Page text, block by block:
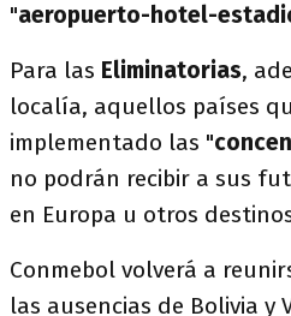
"aeropuerto-hotel-
Para las Eliminatorias,
localía, aquellos países
implementado las "
no podrán recibir a sus
en Europa u otros
Conmebol volverá a
las ausencias de Bolivia y